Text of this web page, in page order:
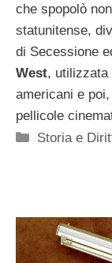
che spopolò
statunitense,
di Secessione
West, utilizzata
americani e
pellicole
Categorie
Storia e